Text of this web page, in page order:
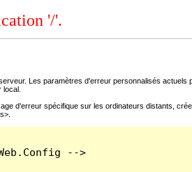
'/'.
Les paramètres d'erreur personnalisés
d'erreur spécifique sur les ordinateurs distants,
-->